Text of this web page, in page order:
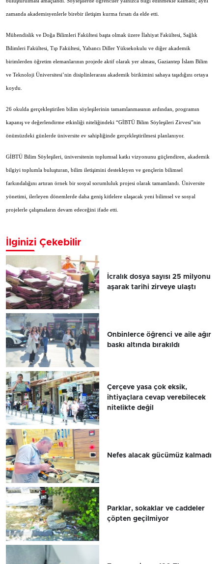
zamanda akademisyenlerle birebir iletişim kurma fırsatı da elde etti.
Mühendislik ve Doğa Bilimleri Fakültesi başta olmak üzere İlahiyat Fakültesi, Sağlık
Bilimleri Fakültesi, Tıp Fakültesi, Yabancı Diller Yüksekokulu ve diğer akademik
birimlerden öğretim elemanlarının projede aktif olarak yer alması, Gaziantep İslam Bilim
ve Teknoloji Üniversitesi’nin disiplinlerarası akademik birikimini sahaya taşıdığını ortaya
koydu.
26 okulda gerçekleştirilen bilim söyleşilerinin tamamlanmasının ardından, programın
kapanış ve değerlendirme etkinliği niteliğindeki “GİBTÜ Bilim Söyleşileri Zirvesi”nin
önümüzdeki günlerde üniversite ev sahipliğinde gerçekleştirilmesi planlanıyor.
GİBTÜ Bilim Söyleşileri, üniversitenin toplumsal katkı vizyonunu güçlendiren, akademik
bilgiyi toplumla buluşturan, bilim iletişimini destekleyen ve gençlerin bilimsel
farkındalığını artıran örnek bir sosyal sorumluluk projesi olarak tamamlandı. Üniversite
yönetimi, ilerleyen dönemlerde daha geniş kitlelere ulaşacak yeni bilimsel ve sosyal
projelerle çalışmaların devam edeceğini ifade etti.
İlginizi Çekebilir
İcralık dosya sayısı 25 milyonu
aşarak tarihi zirveye ulaştı
Onbinlerce öğrenci ve aile ağır
baskı altında bırakıldı
Çerçeve yasa çok eksik,
ihtiyaçlara cevap verebilecek
nitelikte değil
Nefes alacak gücümüz kalmadı
Parklar, sokaklar ve caddeler
çöpten geçilmiyor